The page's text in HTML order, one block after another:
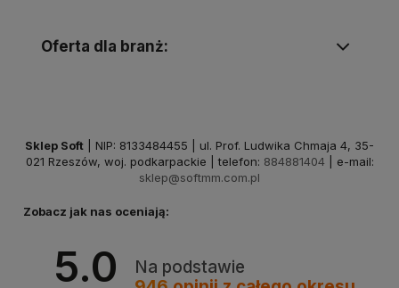
Oferta dla branż:
Sklep Soft | NIP: 8133484455 | ul. Prof. Ludwika Chmaja 4, 35-
021 Rzeszów, woj. podkarpackie | telefon: 884881404 | e-mail:
sklep@softmm.com.pl
Zobacz jak nas oceniają:
5.0
Na podstawie